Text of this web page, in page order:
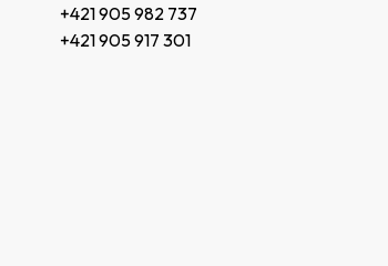
+421 905 982 737
+421 905 917 301